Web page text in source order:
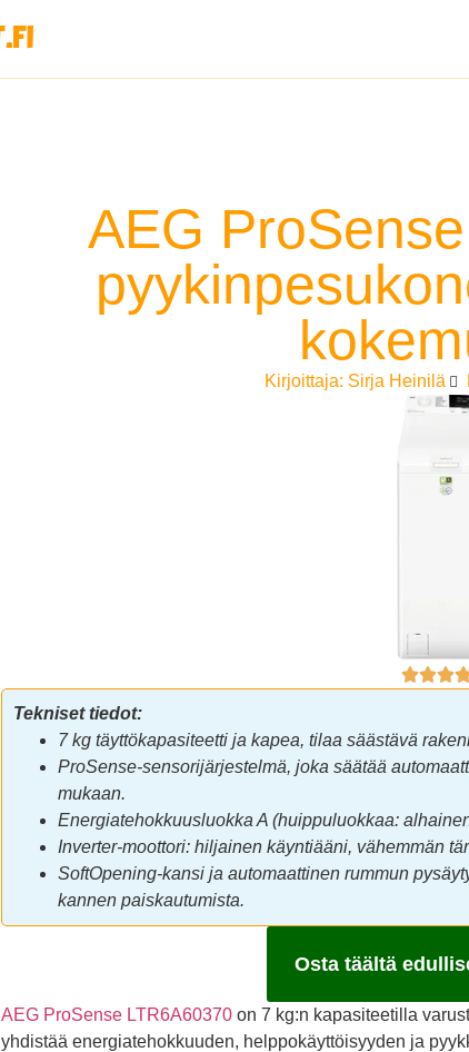
AEG
Kirjoittaja: Sirja Heinilä
Tekniset tiedot:
7 kg täyttökapasiteetti ja kapea, tilaa säästävä
ProSense-sensorijärjestelmä, joka säätää
mukaan.
Energiatehokkuusluokka A (huippuluokkaa:
Inverter-moottori: hiljainen käyntiääni, vähemmän
SoftOpening-kansi ja automaattinen rummun
kannen paiskautumista.
Osta täältä
AEG ProSense LTR6A60370 on 7 kg:n kapasiteetilla
yhdistää energiatehokkuuden, helppokäyttöisyyden ja